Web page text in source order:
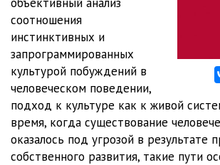
11_Глава_6_Великий_парламент_инстинктов
12_Глава_6_Великий_парламент_инстинктов
16_Глава_8_Анонимная_стая
соотношения
инстинктивных и
запрограммированных
культурой побуждений в
человеческом поведении,
подход к культуре как к живой
время, когда существование
оказалось под угрозой в результате
собственного развития, такие пути